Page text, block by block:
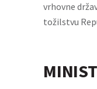
vrhovne
tožilstvu